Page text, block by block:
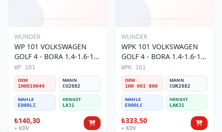
WUNDER
WP 101 VOLKSWAGEN
GOLF 4 - BORA 1.4-1.6-1.8
POLO III 1H0 819 644
Polen Filtresi
WP 101
OEM
1H0819644
MANN
CU2882
MAHLE
E900LI
HENGST
LA31
₺140,30
+ KDV
WUNDER
WPK 101 VOLKSWAGEN
GOLF 4 - BORA 1.4-1.6-1.8
POLO III KARBONLU 1H0
091 800 Polen Filtresi
WPK 101
OEM
1H0 091 800
MANN
CUK2882
MAHLE
E900LC
HENGST
LAK31
₺333,50
+ KDV